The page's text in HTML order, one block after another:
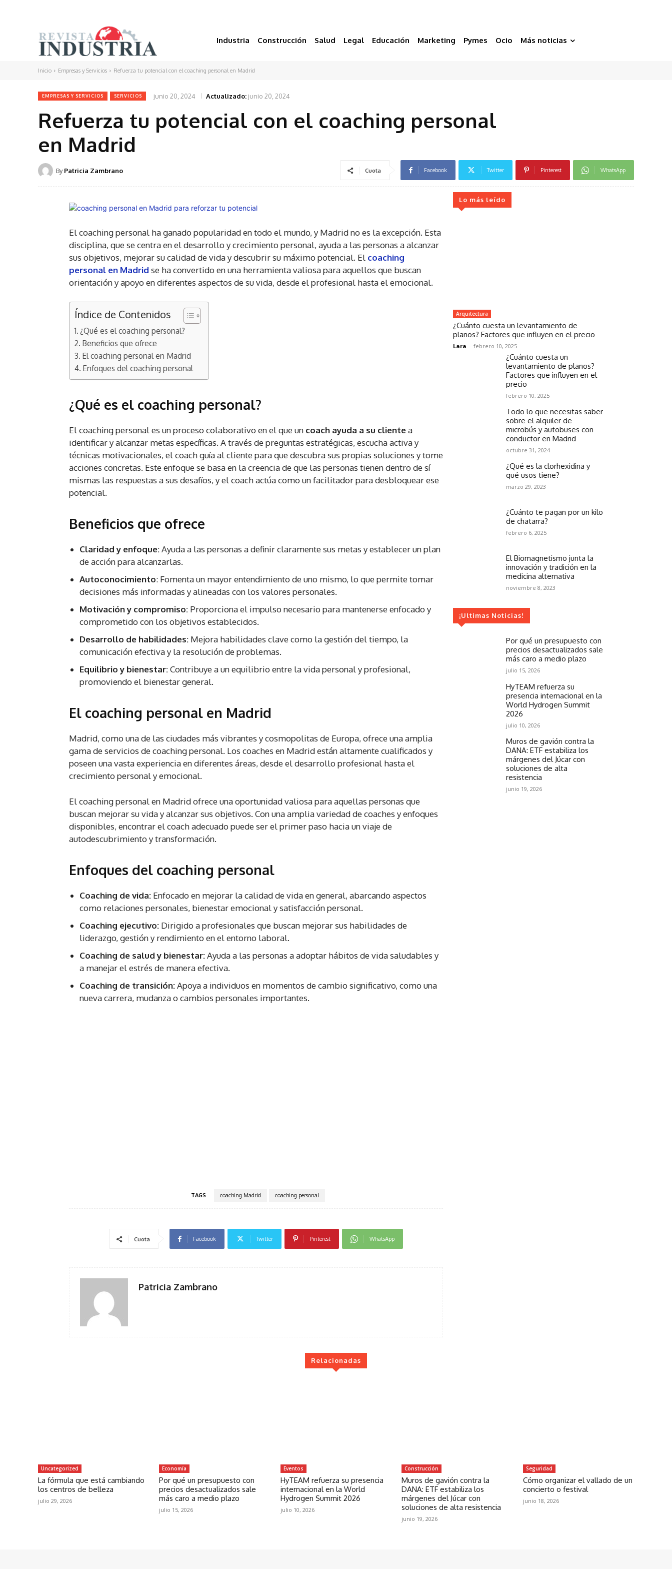
Industria Construcción Salud Legal Educación Marketing Pymes Ocio Más noticias
Inicio Empresas y Servicios Refuerza tu potencial con el coaching personal en Madrid
EMPRESAS Y SERVICIOS SERVICIOS junio 20, 2024 Actualizado: junio 20, 2024
Refuerza tu potencial con el coaching personal
en Madrid
By Patricia Zambrano Cuota Facebook Twitter Pinterest WhatsApp
El coaching personal ha ganado popularidad en todo el mundo, y Madrid no es la excepción. Esta
disciplina, que se centra en el desarrollo y crecimiento personal, ayuda a las personas a alcanzar
sus objetivos, mejorar su calidad de vida y descubrir su máximo potencial. El coaching
personal en Madrid se ha convertido en una herramienta valiosa para aquellos que buscan
orientación y apoyo en diferentes aspectos de su vida, desde el profesional hasta el emocional.
Índice de Contenidos
¿Qué es el coaching personal?
Beneficios que ofrece
El coaching personal en Madrid
Enfoques del coaching personal
¿Qué es el coaching personal?
El coaching personal es un proceso colaborativo en el que un coach ayuda a su clientea
identificar y alcanzar metas específicas. A través de preguntas estratégicas, escucha activa y
técnicas motivacionales, el coach guía al cliente para que descubra sus propias soluciones y tome
acciones concretas. Este enfoque se basa en la creencia de que las personas tienen dentro de sí
mismas las respuestas a sus desafíos, y el coach actúa como un facilitador para desbloquear ese
potencial.
Beneficios que ofrece
Claridad y enfoque:Ayuda a las personas a definir claramente sus metas y establecer un plan
de acción para alcanzarlas.
Autoconocimiento: Fomenta un mayor entendimiento de uno mismo, lo que permite tomar
decisiones más informadas y alineadas con los valores personales.
Motivación y compromiso: Proporciona el impulso necesario para mantenerse enfocado y
comprometido con los objetivos establecidos.
Desarrollo de habilidades: Mejora habilidades clave como la gestión del tiempo, la
comunicación efectiva y la resolución de problemas.
Equilibrio y bienestar:Contribuye a un equilibrio entre la vida personal y profesional,
promoviendo el bienestar general.
El coaching personal en Madrid
Madrid, como una de las ciudades más vibrantes y cosmopolitas de Europa, ofrece una amplia
gama de servicios de coaching personal. Los coaches en Madrid están altamente cualificados y
poseen una vasta experiencia en diferentes áreas, desde el desarrollo profesional hasta el
crecimiento personal y emocional.
El coaching personal en Madrid ofrece una oportunidad valiosa para aquellas personas que
buscan mejorar su vida y alcanzar sus objetivos. Con una amplia variedad de coaches y enfoques
disponibles, encontrar el coach adecuado puede ser el primer paso hacia un viaje de
autodescubrimiento y transformación.
Enfoques del coaching personal
Coaching de vida: Enfocado en mejorar la calidad de vida en general, abarcando aspectos
como relaciones personales, bienestar emocional y satisfacción personal.
Coaching ejecutivo: Dirigido a profesionales que buscan mejorar sus habilidades de
liderazgo, gestión y rendimiento en el entorno laboral.
Coaching de salud y bienestar:Ayuda a las personas a adoptar hábitos de vida saludables y
a manejar el estrés de manera efectiva.
Coaching de transición:Apoya a individuos en momentos de cambio significativo, como una
nueva carrera, mudanza o cambios personales importantes.
TAGS coaching Madrid coaching personal
Cuota Facebook Twitter Pinterest WhatsApp
Patricia Zambrano
Lo más leído
Arquitectura
¿Cuánto cuesta un levantamiento de
planos? Factores que influyen en el precio
Lara - febrero 10, 2025
¿Cuánto cuesta un
levantamiento de planos?
Factores que influyen en el
precio
febrero 10, 2025
Todo lo que necesitas saber
sobre el alquiler de
microbús y autobuses con
conductor en Madrid
octubre 31, 2024
¿Qué es la clorhexidina y
qué usos tiene?
marzo 29, 2023
¿Cuánto te pagan por un kilo
de chatarra?
febrero 6, 2025
El Biomagnetismo junta la
innovación y tradición en la
medicina alternativa
noviembre 8, 2023
¡Ultimas Noticias!
Por qué un presupuesto con
precios desactualizados sale
más caro a medio plazo
julio 15, 2026
HyTEAM refuerza su
presencia internacional en la
World Hydrogen Summit
2026
julio 10, 2026
Muros de gavión contra la
DANA: ETF estabiliza los
márgenes del Júcar con
soluciones de alta
resistencia
junio 19, 2026
Relacionadas
Uncategorized
La fórmula que está cambiando
los centros de belleza
julio 29, 2026
Economía
Por qué un presupuesto con
precios desactualizados sale
más caro a medio plazo
julio 15, 2026
Eventos
HyTEAM refuerza su presencia
internacional en la World
Hydrogen Summit 2026
julio 10, 2026
Construcción
Muros de gavión contra la
DANA: ETF estabiliza los
márgenes del Júcar con
soluciones de alta resistencia
junio 19, 2026
Seguridad
Cómo organizar el vallado de un
concierto o festival
junio 18, 2026